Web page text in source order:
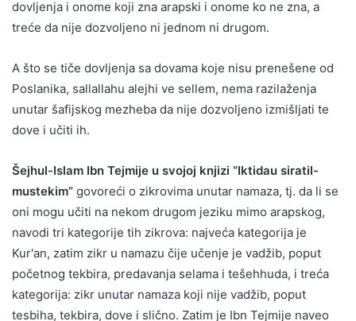
dovljenja i onome koji zna arapski i onome ko ne zna, a
treće da nije dozvoljeno ni jednom ni drugom.
A što se tiče dovljenja sa dovama koje nisu prenešene od
Poslanika, sallallahu alejhi ve sellem, nema razilaženja
unutar šafijskog mezheba da nije dozvoljeno izmišljati te
dove i učiti ih.
Šejhul-Islam Ibn Tejmije u svojoj knjizi “Iktidau siratil-
mustekim” govoreći o zikrovima unutar namaza, tj. da li se
oni mogu učiti na nekom drugom jeziku mimo arapskog,
navodi tri kategorije tih zikrova: najveća kategorija je
Kur'an, zatim zikr u namazu čije učenje je vadžib, poput
početnog tekbira, predavanja selama i tešehhuda, i treća
kategorija: zikr unutar namaza koji nije vadžib, poput
tesbiha, tekbira, dove i slično. Zatim je Ibn Tejmije naveo